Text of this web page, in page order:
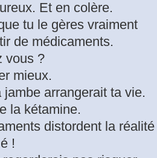
Et en colère.
tu le gères vraiment
de médicaments.
vous ?
mieux.
jambe arrangerait ta vie.
la kétamine.
distordent la réalité
!